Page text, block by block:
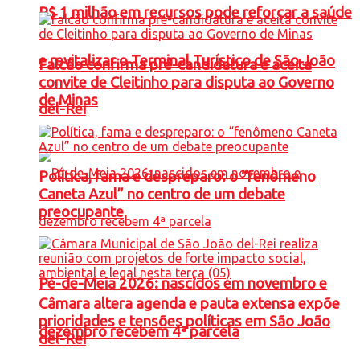
R$ 1 milhão em recursos pode reforçar a saúde
e revitalizar o Terminal Turístico de São João
del-Rei
Pé-de-Meia 2026: nascidos em novembro e
dezembro recebem 4ª parcela
Falcão confirma pré-candidatura e aceita
convite de Cleitinho para disputa ao Governo
de Minas
Política, fama e despreparo: o “fenômeno
Caneta Azul” no centro de um debate
preocupante
Câmara altera agenda e pauta extensa expõe
prioridades e tensões políticas em São João
del-Rei